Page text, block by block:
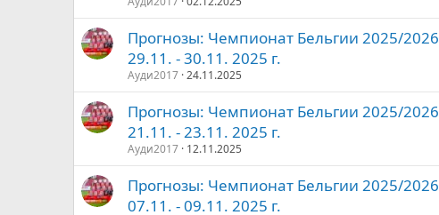
Прогнозы: Чемпионат Бельгии 2025/2026
29.11. - 30.11. 2025 г.
Ауди2017 24.11.2025
Прогнозы: Чемпионат Бельгии 2025/2026
21.11. - 23.11. 2025 г.
Ауди2017 12.11.2025
Прогнозы: Чемпионат Бельгии 2025/2026
07.11. - 09.11. 2025 г.